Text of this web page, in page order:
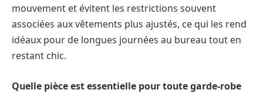
mouvement et évitent les restrictions souvent
associées aux vêtements plus ajustés, ce qui les rend
idéaux pour de longues journées au bureau tout en
restant chic.
Quelle pièce est essentielle pour toute garde-robe